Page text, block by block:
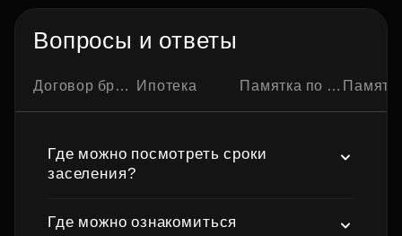
Вопросы и ответы
Договор бронирования квартиры Ипотека Памятка по ипотечной сделке Памятка по
Где можно посмотреть сроки
заселения?
Где можно ознакомиться